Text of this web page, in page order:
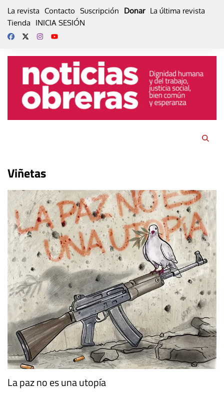
La revista Contacto Suscripción Donar La última revista
Tienda
INICIA SESIÓN
Viñetas
La paz no es una utopía